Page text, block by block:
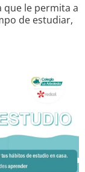
le permita a
de estudiar,